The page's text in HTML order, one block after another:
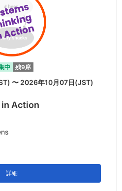
中 残9席
〜 2026年10月07日(JST)
Action
詳細